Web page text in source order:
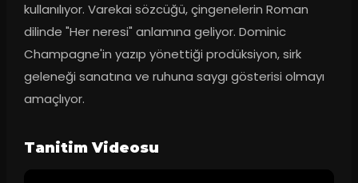
kullanılıyor. Varekai sözcüğü, çingenelerin Roman
dilinde "Her neresi" anlamına geliyor. Dominic
Champagne'in yazıp yönettiği prodüksiyon, sirk
geleneği sanatına ve ruhuna saygı gösterisi olmayı
amaçlıyor.
Tanitim Videosu